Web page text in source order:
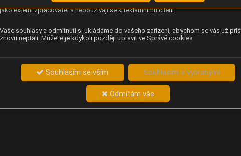
zlepšovat obsah a použitelnost. Data zpracovává služba Contentsquare
jako externí zpracovatel a nepoužívají se k reklamnímu cílení.
Vaše souhlasy a odmítnutí si ukládáme do vašeho zařízení, abychom se vás už
znovu neptali. Můžete je kdykoli později upravit ve Správě cookies
Souhlasím se vším Souhlasím s vybranými
Odmítám vše